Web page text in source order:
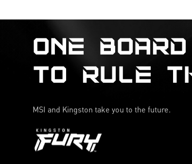
ONE BOARD
TO RULE
MSI and Kingston take you to the future.